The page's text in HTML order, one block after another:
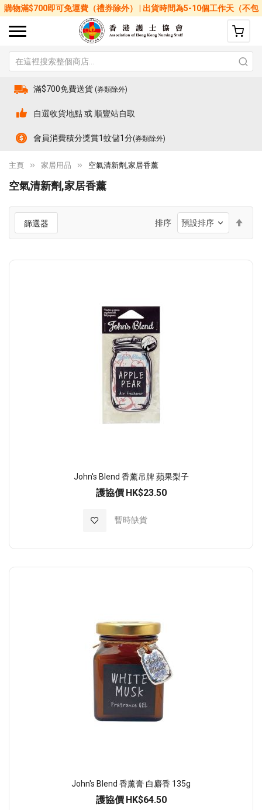
購物滿$700即可免運費（禮券除外） | 出貨時間為5-10個工作天（不包
括星期六、日及公眾假期）
滿$700免費送貨 (券類除外)
自選收貨地點 或 順豐站自取
會員消費積分獎賞1蚊儲1分(券類除外)
主頁 家居用品 空氣清新劑,家居香薰
空氣清新劑,家居香薰
篩選器 排序
降
John's Blend 香薰吊牌 蘋果梨子
護協價 HK$23.50
暫時缺貨
加入至願望清單
John's Blend 香薰膏 白麝香 135g
護協價 HK$64.50